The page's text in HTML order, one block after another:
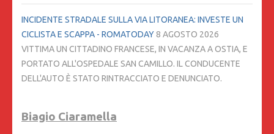
INCIDENTE STRADALE SULLA VIA LITORANEA: INVESTE UN
CICLISTA E SCAPPA - ROMATODAY8 AGOSTO 2026
VITTIMA UN CITTADINO FRANCESE, IN VACANZA A OSTIA, E
PORTATO ALL'OSPEDALE SAN CAMILLO. IL CONDUCENTE
DELL'AUTO È STATO RINTRACCIATO E DENUNCIATO.
Biagio Ciaramella